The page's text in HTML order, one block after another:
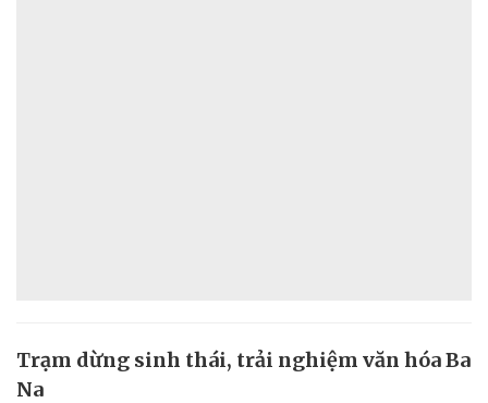
Trạm dừng sinh thái, trải nghiệm văn hóa Ba
Na